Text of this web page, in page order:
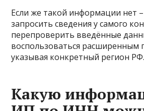
Если же такой информации нет
запросить сведения у самого
перепроверить введённые
воспользоваться расширенным
указывая конкретный регион РФ.
Какую